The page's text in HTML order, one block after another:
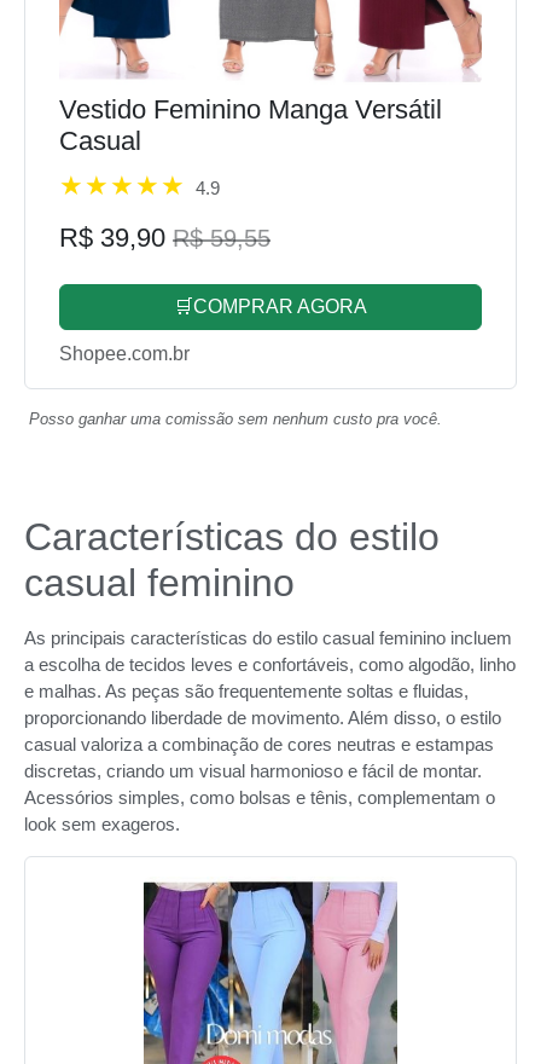
Vestido Feminino Manga Versátil
Casual
4.9
R$ 39,90 R$ 59,55
🛒COMPRAR AGORA
Shopee.com.br
Posso ganhar uma comissão sem nenhum custo pra você.
Características do estilo
casual feminino
As principais características do estilo casual feminino incluem
a escolha de tecidos leves e confortáveis, como algodão, linho
e malhas. As peças são frequentemente soltas e fluidas,
proporcionando liberdade de movimento. Além disso, o estilo
casual valoriza a combinação de cores neutras e estampas
discretas, criando um visual harmonioso e fácil de montar.
Acessórios simples, como bolsas e tênis, complementam o
look sem exageros.